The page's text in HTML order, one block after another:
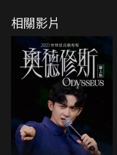
#胡思亂搞 #火柴火箭 #
相關影片